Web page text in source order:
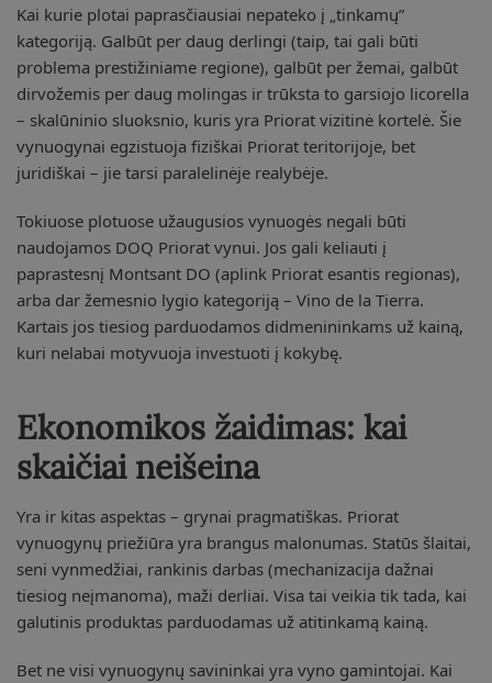
Kai kurie plotai paprasčiausiai nepateko į „tinkamų”
kategoriją. Galbūt per daug derlingi (taip, tai gali būti
problema prestižiniame regione), galbūt per žemai, galbūt
dirvožemis per daug molingas ir trūksta to garsiojo licorella
– skalūninio sluoksnio, kuris yra Priorat vizitinė kortelė. Šie
vynuogynai egzistuoja fiziškai Priorat teritorijoje, bet
juridiškai – jie tarsi paralelinėje realybėje.
Tokiuose plotuose užaugusios vynuogės negali būti
naudojamos DOQ Priorat vynui. Jos gali keliauti į
paprastesnį Montsant DO (aplink Priorat esantis regionas),
arba dar žemesnio lygio kategoriją – Vino de la Tierra.
Kartais jos tiesiog parduodamos didmenininkams už kainą,
kuri nelabai motyvuoja investuoti į kokybę.
Ekonomikos žaidimas: kai
skaičiai neišeina
Yra ir kitas aspektas – grynai pragmatiškas. Priorat
vynuogynų priežiūra yra brangus malonumas. Statūs šlaitai,
seni vynmedžiai, rankinis darbas (mechanizacija dažnai
tiesiog neįmanoma), maži derliai. Visa tai veikia tik tada, kai
galutinis produktas parduodamas už atitinkamą kainą.
Bet ne visi vynuogynų savininkai yra vyno gamintojai. Kai